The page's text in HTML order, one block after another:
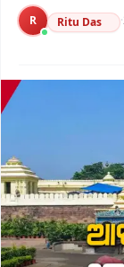
R Ritu Das ·